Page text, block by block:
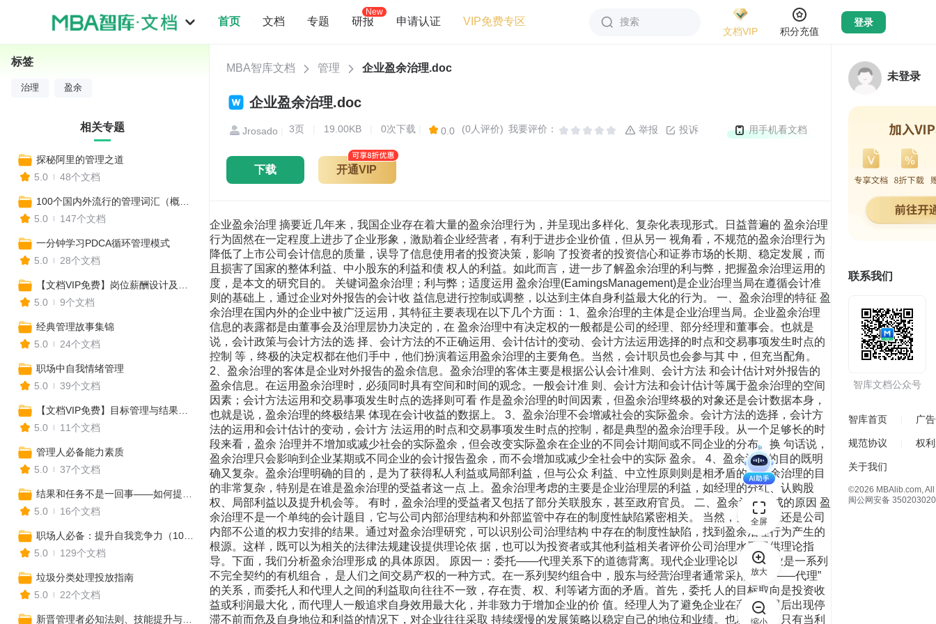
首页 文档 专题 研报
New
申请认证 VIP免费专区
搜索
文档VIP
积分充值
登录
MBA智库文档 管理 企业盈余治理.doc
企业盈余治理.doc
Jrosado 3页 19.00KB 0次下载 0.0 (0人评价) 我要评价： 投诉
举报 用手机看文档
下载 开通VIP
企业盈余治理 摘要近几年来，我国企业存在着大量的盈余治理行为，并呈现出多样化、复杂化表现形式。日益普遍的 盈余治理
行为固然在一定程度上进步了企业形象，激励着企业经营者，有利于进步企业价值，但从另一 视角看，不规范的盈余治理行为
降低了上市公司会计信息的质量，误导了信息使用者的投资决策，影响 了投资者的投资信心和证券市场的长期、稳定发展，而
且损害了国家的整体利益、中小股东的利益和债 权人的利益。如此而言，进一步了解盈余治理的利与弊，把握盈余治理运用的
度，是本文的研究目的。 关键词盈余治理；利与弊；适度运用 盈余治理(EamingsManagement)是企业治理当局在遵循会计准
则的基础上，通过企业对外报告的会计收 益信息进行控制或调整，以达到主体自身利益最大化的行为。 一、盈余治理的特征 盈
余治理在国内外的企业中被广泛运用，其特征主要表现在以下几个方面： 1、盈余治理的主体是企业治理当局。企业盈余治理
信息的表露都是由董事会及治理层协力决定的，在 盈余治理中有决定权的一般都是公司的经理、部分经理和董事会。也就是
说，会计政策与会计方法的选 择、会计方法的不正确运用、会计估计的变动、会计方法运用选择的时点和交易事项发生时点的
控制 等，终极的决定权都在他们手中，他们扮演着运用盈余治理的主要角色。当然，会计职员也会参与其 中，但充当配角。
2、盈余治理的客体是企业对外报告的盈余信息。盈余治理的客体主要是根据公认会计准则、会计方法 和会计估计对外报告的
盈余信息。在运用盈余治理时，必须同时具有空间和时间的观念。一般会计准 则、会计方法和会计估计等属于盈余治理的空间
因素；会计方法运用和交易事项发生时点的选择则可看 作是盈余治理的时间因素，但盈余治理终极的对象还是会计数据本身，
也就是说，盈余治理的终极结果 体现在会计收益的数据上。 3、盈余治理不会增减社会的实际盈余。会计方法的选择，会计方
法的运用和会计估计的变动，会计方 法运用的时点和交易事项发生时点的控制，都是典型的盈余治理手段。从一个足够长的时
段来看，盈余 治理并不增加或减少社会的实际盈余，但会改变实际盈余在企业的不同会计期间或不同企业的分布。换 句话说，
盈余治理只会影响到企业某期或不同企业的会计报告盈余，而不会增加或减少全社会中的实际 盈余。 4、盈余治理的目的既明
确又复杂。盈余治理明确的目的，是为了获得私人利益或局部利益，但与公众 利益、中立性原则则是相矛盾的。盈余治理的目
的非常复杂，特别是在谁是盈余治理的受益者这一点 上。盈余治理考虑的主要是企业治理层的利益，如经理的分红、认购股
权、局部利益以及提升机会等。 有时，盈余治理的受益者又包括了部分关联股东，甚至政府官员。 二、盈余治理形成的原因 盈
余治理不是一个单纯的会计题目，它与公司内部治理结构和外部监管中存在的制度性缺陷紧密相关。 当然，究其根源还是公司
内部不公道的权力安排的结果。通过对盈余治理研究，可以识别公司治理结构 中存在的制度性缺陷，找到盈余治理行为产生的
根源。这样，既可以为相关的法律法规建设提供理论依 据，也可以为投资者或其他利益相关者评价公司治理水平提供理论指
导。下面，我们分析盈余治理形成 的具体原因。 原因一：委托――代理关系下的道德背离。现代企业理论以为，企业是一系列
不完全契约的有机组合， 是人们之间交易产权的一种方式。在一系列契约组合中，股东与经营治理者通常采用“委托――代理”
的关系，而委托人和代理人之间的利益取向往往不一致，存在责、权、利等诸方面的矛盾。首先，委托 人的目标取向是投资收
益或利润最大化，而代理人一般追求自身效用最大化，并非致力于增加企业的价 值。经理人为了避免企业在高速发展后出现停
滞不前而危及自身地位和利益的情况下，对企业往往采取 持续缓慢的发展策略以稳定自己的地位和业绩。也就是说，只有当利
标签
治理 盈余
相关专题
探秘阿里的管理之道
5.0
48个文档
5.0
147个文档
一分钟学习PDCA循环管理模式
5.0
28个文档
5.0
9个文档
经典管理故事集锦
5.0
24个文档
职场中自我情绪管理
5.0
39个文档
5.0
11个文档
管理人必备能力素质
5.0
37个文档
5.0
16个文档
5.0
129个文档
垃圾分类处理投放指南
5.0
22个文档
未登录
联系我们
智库文档公众号
智库首页 广
规范协议 权
关于我们
©2026 MBAlib.com,
闽公网安备
全屏
放大
缩小